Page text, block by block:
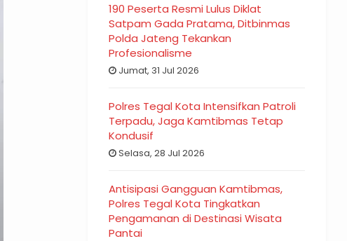
190 Peserta Resmi Lulus Diklat
Satpam Gada Pratama, Ditbinmas
Polda Jateng Tekankan
Profesionalisme
Jumat, 31 Jul 2026
Polres Tegal Kota Intensifkan Patroli
Terpadu, Jaga Kamtibmas Tetap
Kondusif
Selasa, 28 Jul 2026
Antisipasi Gangguan Kamtibmas,
Polres Tegal Kota Tingkatkan
Pengamanan di Destinasi Wisata
Pantai